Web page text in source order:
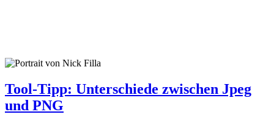
Tool-Tipp: Unterschiede zwischen Jpeg
und PNG